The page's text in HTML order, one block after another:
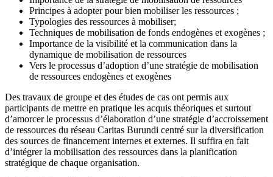
Principes à adopter pour bien mobiliser les ressources ;
Typologies des ressources à mobiliser;
Techniques de mobilisation de fonds endogènes et exogènes ;
Importance de la visibilité et la communication dans la
dynamique de mobilisation de ressources
Vers le processus d’adoption d’une stratégie de mobilisation
de ressources endogènes et exogènes
Des travaux de groupe et des études de cas ont permis aux
participants de mettre en pratique les acquis théoriques et surtout
d’amorcer le processus d’élaboration d’une stratégie d’accroissement
de ressources du réseau Caritas Burundi centré sur la diversification
des sources de financement internes et externes. Il suffira en fait
d’intégrer la mobilisation des ressources dans la planification
stratégique de chaque organisation.